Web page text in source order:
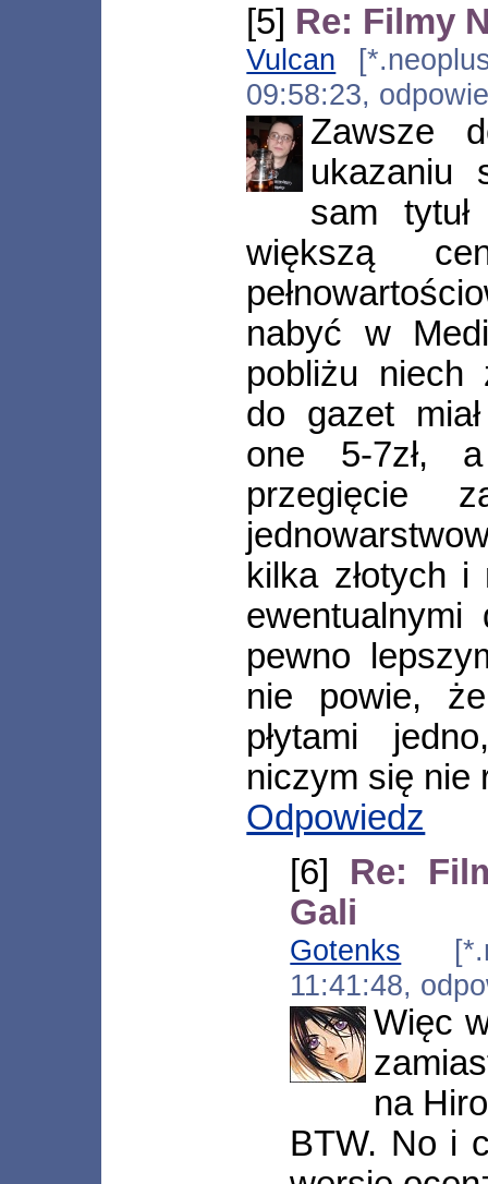
[5] Re: Filmy
Vulcan
09:58:23,
Zawsze
ukazaniu
sam
większą
nabyć w
pobliżu niech
do gazet
one 5-7zł,
przegięcie
kilka złotych
pewno
nie powie,
płytami
niczym się nie
Odpowiedz
[6] Re:
Gali
Gotenks
11:41:48,
Więc
na
BTW. No i